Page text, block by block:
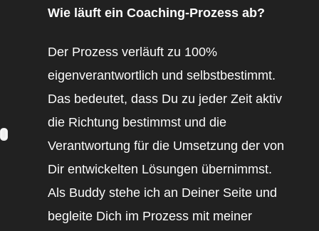
Wie läuft ein Coaching-Prozess ab?
Der Prozess verläuft zu 100%
eigenverantwortlich und selbstbestimmt.
Das bedeutet, dass Du zu jeder Zeit aktiv
die Richtung bestimmst und die
Verantwortung für die Umsetzung der von
Dir entwickelten Lösungen übernimmst.
Als Buddy stehe ich an Deiner Seite und
begleite Dich im Prozess mit meiner